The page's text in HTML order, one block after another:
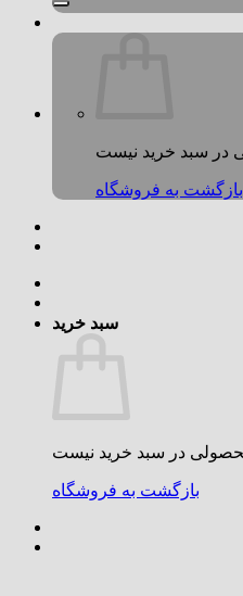
بازگشت به فروشگاه
سبد خرید
بازگشت به فروشگاه